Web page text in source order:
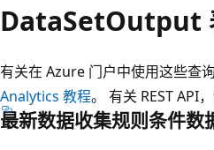
DataSetOutput
有关在 Azure 门户中使用这些查
Analytics 教程。 有关 REST API
最新数据收集规则条件数